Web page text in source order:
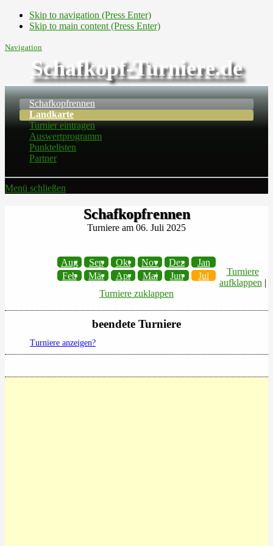
Skip to navigation (Press Enter)
Skip to main content (Press Enter)
Navigation
Schafkopf-Turniere.de
Schafkopfrennen
Landkarte
Turnier eintragen
Auswertprogramm
Punktelisten
Partner
Menü schließen
Schafkopfrennen
Turniere am 06. Juli 2025
Aug Sep Okt Nov Dez
Jan
Feb
Mär Apr Mai Jun Jul
Turniere
aufklappen |
Turniere zuklappen
beendete Turniere
Turniere anzeigen?